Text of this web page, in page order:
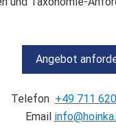
Angebot
Telefon +49 711
Email